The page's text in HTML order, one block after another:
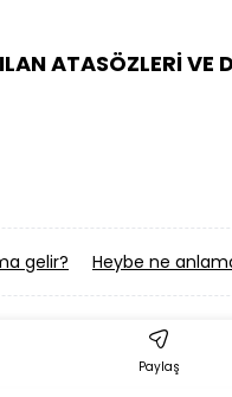
ATASÖZLERİ VE
gelir? Heybe ne
Paylaş